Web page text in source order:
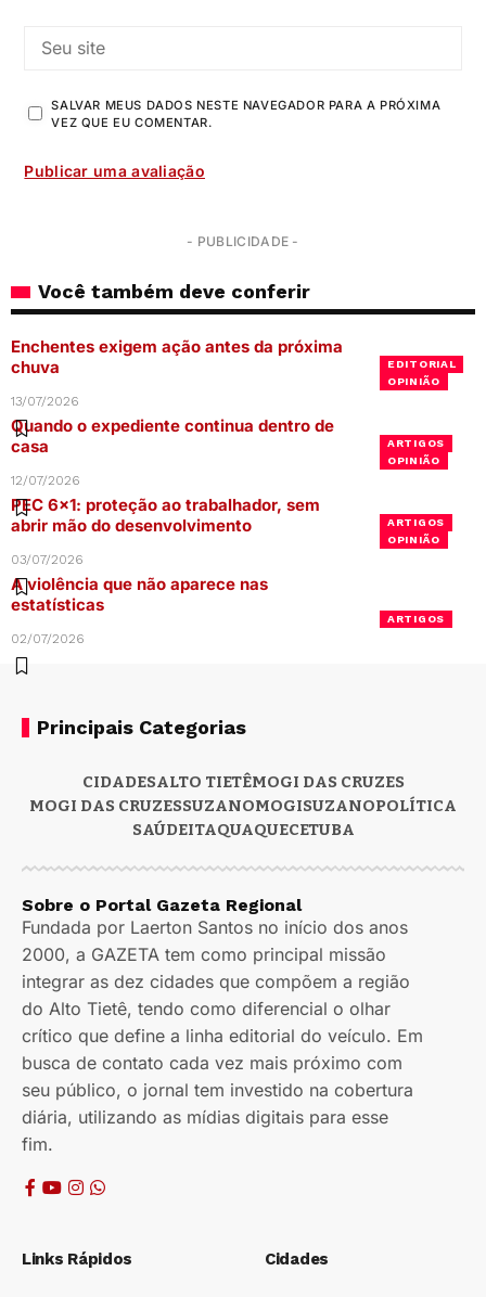
SALVAR MEUS DADOS NESTE NAVEGADOR PARA A PRÓXIMA
VEZ QUE EU COMENTAR.
- PUBLICIDADE -
Você também deve conferir
EDITORIAL
OPINIÃO
Enchentes exigem ação antes da próxima
chuva
13/07/2026
ARTIGOS
OPINIÃO
Quando o expediente continua dentro de
casa
12/07/2026
ARTIGOS
OPINIÃO
PEC 6×1: proteção ao trabalhador, sem
abrir mão do desenvolvimento
03/07/2026
ARTIGOS
A violência que não aparece nas
estatísticas
02/07/2026
Principais Categorias
CIDADESALTO TIETÊMOGI DAS CRUZES
MOGI DAS CRUZESSUZANOMOGISUZANOPOLÍTICA
SAÚDEITAQUAQUECETUBA
Sobre o Portal Gazeta Regional
Fundada por Laerton Santos no início dos anos
2000, a GAZETA tem como principal missão
integrar as dez cidades que compõem a região
do Alto Tietê, tendo como diferencial o olhar
crítico que define a linha editorial do veículo. Em
busca de contato cada vez mais próximo com
seu público, o jornal tem investido na cobertura
diária, utilizando as mídias digitais para esse
fim.
Links Rápidos Cidades